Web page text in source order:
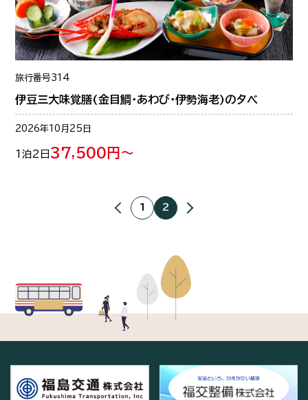
旅行番号314
伊豆三大味覚膳(金目鯛・あわび・伊勢海老)の夕べ
2026年10月25日
1泊2日 37,500円～
1 2